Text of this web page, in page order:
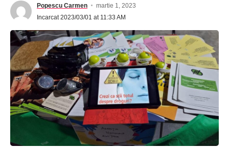
Popescu Carmen
martie 1, 2023
Incarcat 2023/03/01 at 11:33 AM